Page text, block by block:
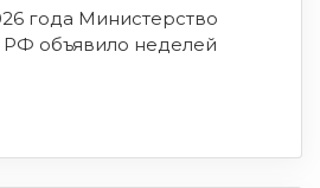
года Министерство
объявило неделей